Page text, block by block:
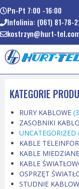
Pn-Pt 7:00 -16:00
Infolinia: (061) 81-78-
kostrzyn@hurt-
KATEGORIE
RURY KABLOWE
ZASOBNIKI
UNCATEGORIZED
KABLE
KABLE MIEDZIANE
KABLE
OSPRZĘT
STUDNIE